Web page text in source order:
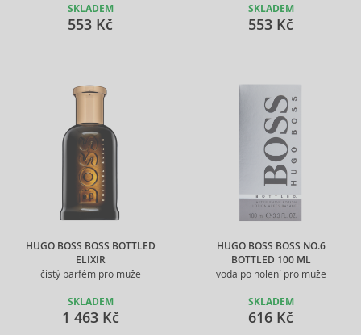
SKLADEM
553 Kč
SKLADEM
553 Kč
HUGO BOSS BOSS BOTTLED
ELIXIR
čistý parfém pro muže
SKLADEM
1 463 Kč
HUGO BOSS BOSS NO.6
BOTTLED 100 ML
voda po holení pro muže
SKLADEM
616 Kč